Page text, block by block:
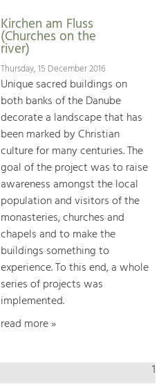
Kirchen am Fluss
(Churches on the
river)
Thursday, 15 December 2016
Unique sacred buildings on
both banks of the Danube
decorate a landscape that has
been marked by Christian
culture for many centuries. The
goal of the project was to raise
awareness amongst the local
population and visitors of the
monasteries, churches and
chapels and to make the
buildings something to
experience. To this end, a whole
series of projects was
implemented.
read more »
1